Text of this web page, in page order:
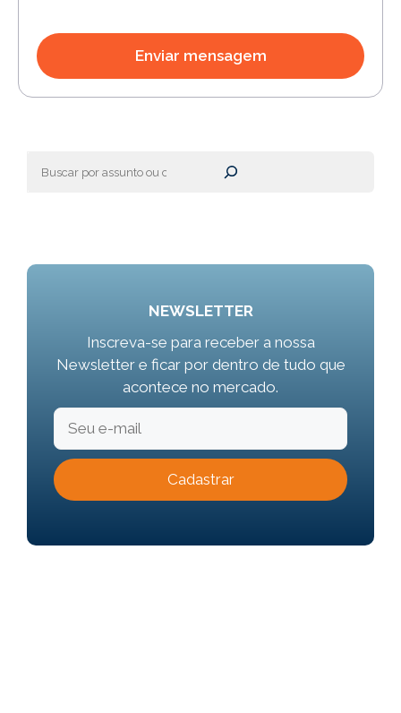
NEWSLETTER
Inscreva-se para receber a nossa
Newsletter e ficar por dentro de tudo que
acontece no mercado.